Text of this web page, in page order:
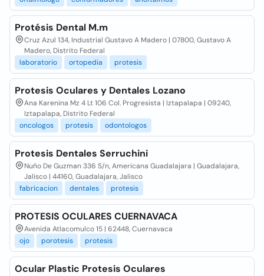
Protésis Dental M.m
Cruz Azul 134, Industrial Gustavo A Madero | 07800, Gustavo A
Madero, Distrito Federal
laboratorio
ortopedia protesis
Protesis Oculares y Dentales Lozano
Ana Karenina Mz 4 Lt 106 Col. Progresista | Iztapalapa | 09240,
Iztapalapa, Distrito Federal
oncologos
protesis odontologos
Protesis Dentales Serruchini
Nuño De Guzman 336 S/n, Americana Guadalajara | Guadalajara,
Jalisco | 44160, Guadalajara, Jalisco
fabricacion
dentales protesis
PROTESIS OCULARES CUERNAVACA
Avenida Atlacomulco 15 | 62448, Cuernavaca
ojo
porotesis protesis
Ocular Plastic Protesis Oculares